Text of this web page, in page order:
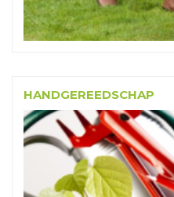
HANDGEREEDSCHAP